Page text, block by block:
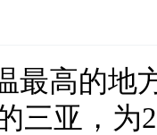
最高的地
三亚，